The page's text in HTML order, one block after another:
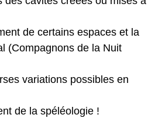
de certains espaces et la
(Compagnons de la Nuit
variations possibles en
de la spéléologie !